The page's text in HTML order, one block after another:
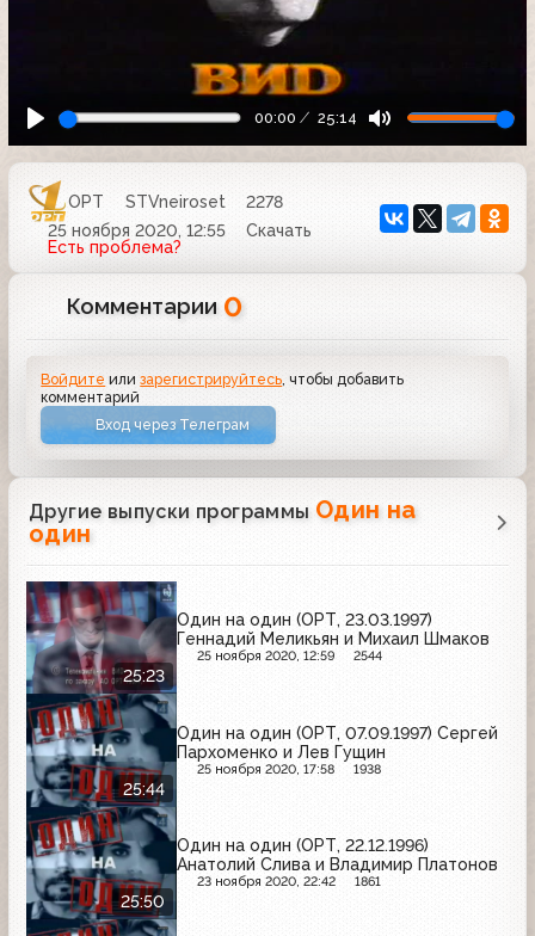
00:00 25:14
ОРТ STVneiroset
2278
25 ноября 2020, 12:55
Скачать
Есть проблема?
Комментарии 0
Войдите илизарегистрируйтесь, чтобы добавить
комментарий
Вход через Телеграм
Другие выпуски программы Один на
один
25:23
Один на один (ОРТ, 23.03.1997)
Геннадий Меликьян и Михаил Шмаков
25 ноября 2020, 12:59 2544
25:44
Один на один (ОРТ, 07.09.1997) Сергей
Пархоменко и Лев Гущин
25 ноября 2020, 17:58 1938
25:50
Один на один (ОРТ, 22.12.1996)
Анатолий Слива и Владимир Платонов
23 ноября 2020, 22:42 1861